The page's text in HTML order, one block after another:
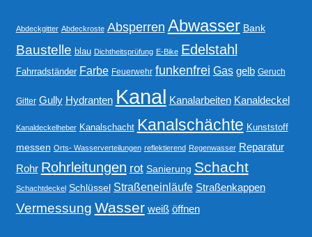
Abdeckgitter Abdeckroste Absperren Abwasser Bank
Baustelle blau Dichtheitsprüfung E-Bike Edelstahl
Fahrradständer Farbe Feuerwehr funkenfrei Gas gelb Geruch
Gitter Gully Hydranten Kanal Kanalarbeiten Kanaldeckel
Kanaldeckelheber Kanalschacht Kanalschächte Kunststoff
messen Orts- Wasserverteilungen reflektierend Regenwasser Reparatur
Rohr Rohrleitungen rot Sanierung Schacht
Schachtdeckel Schlüssel Straßeneinläufe Straßenkappen
Vermessung Wasser weiß öffnen